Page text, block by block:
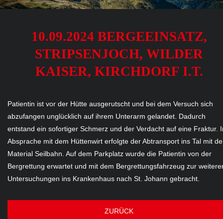
10.09.2024 BERGEEINSATZ,
STRIPSENJOCH, WILDER
KAISER, KIRCHDORF I.T.
Patientin ist vor der Hütte ausgerutscht und bei dem Versuch sich
abzufangen unglücklich auf ihrem Unterarm gelandet. Dadurch
entstand ein sofortiger Schmerz und der Verdacht auf eine Fraktur.
Absprache mit dem Hüttenwirt erfolgte der Abtransport ins Tal mit
Material Seilbahn. Auf dem Parkplatz wurde die Patientin von der
Bergrettung erwartet und mit dem Bergrettungsfahrzeug zur
Untersuchungen ins Krankenhaus nach St. Johann gebracht.
ZURÜCK